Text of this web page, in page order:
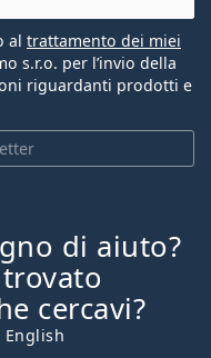
al trattamento dei miei
s.r.o. per l’invio della
riguardanti prodotti e
di aiuto?
cercavi?
English